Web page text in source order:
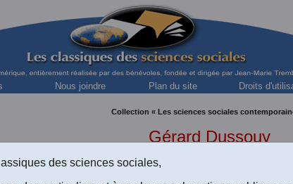
Nous joindre Plan du site Droits
Collection « Les sciences sociales
Gérard Dussouy
des sciences sociales,